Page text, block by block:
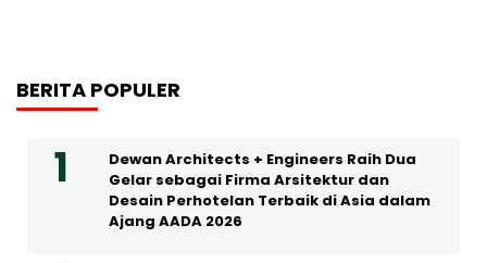
BERITA POPULER
Dewan Architects + Engineers Raih Dua
Gelar sebagai Firma Arsitektur dan
Desain Perhotelan Terbaik di Asia dalam
Ajang AADA 2026